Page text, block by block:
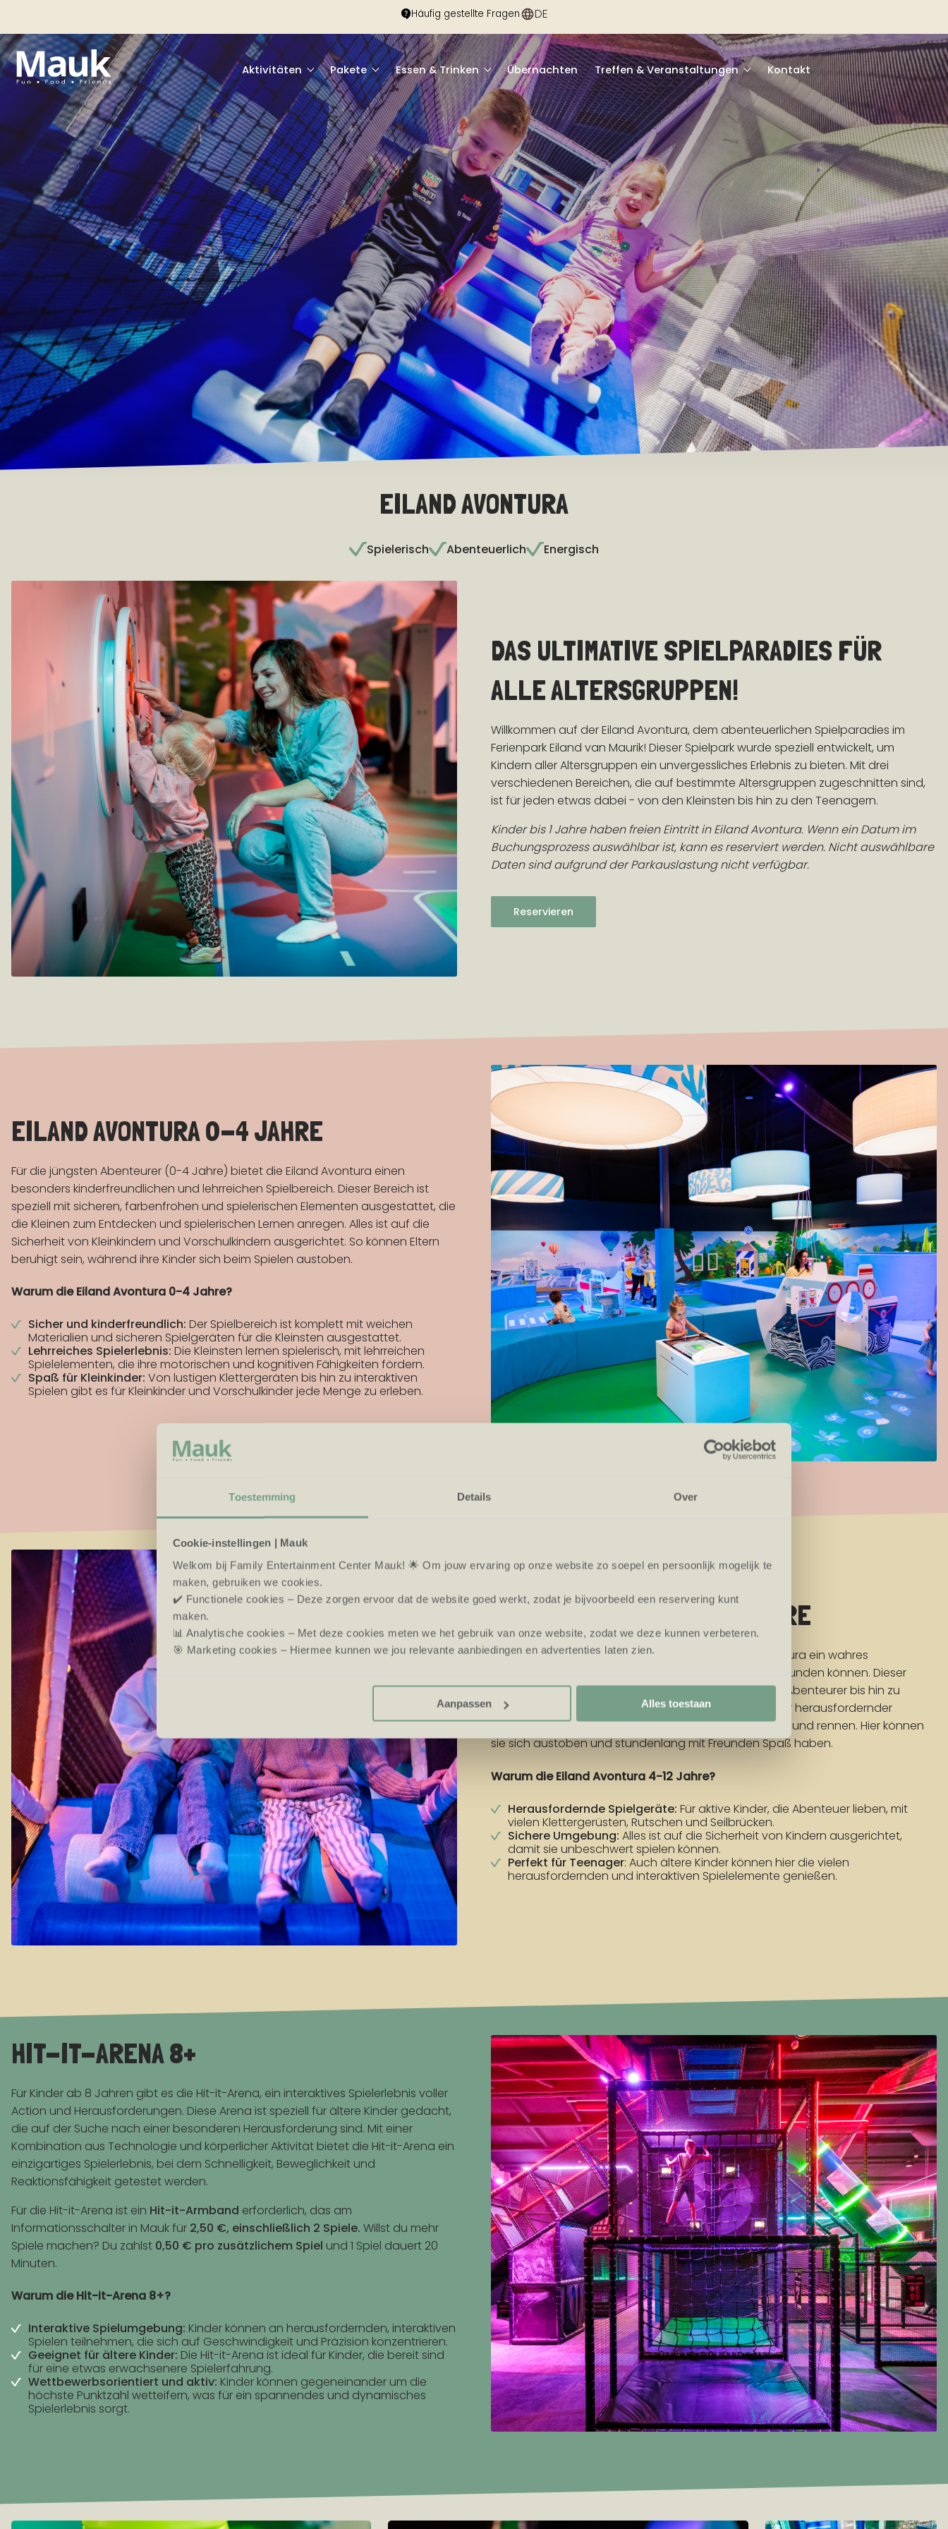
Toestemming Details Over
Cookie-instellingen | Mauk
Welkom bij Family Entertainment Center Mauk! 🌟 Om jouw ervaring op onze website zo soepel en persoonlijk mogelijk te
maken, gebruiken we cookies.
✔️ Functionele cookies – Deze zorgen ervoor dat de website goed werkt, zodat je bijvoorbeeld een reservering kunt
maken.
📊 Analytische cookies – Met deze cookies meten we het gebruik van onze website, zodat we deze kunnen verbeteren.
🎯 Marketing cookies – Hiermee kunnen we jou relevante aanbiedingen en advertenties laten zien.
Aanpassen Alles toestaan
Häufig gestellte Fragen DEEN
Aktivitäten Pakete Essen & Trinken Übernachten Treffen & Veranstaltungen Kontakt
EILAND AVONTURA
Spielerisch Abenteuerlich Energisch
DAS ULTIMATIVE SPIELPARADIES FÜR
ALLE ALTERSGRUPPEN!
Willkommen auf der Eiland Avontura, dem abenteuerlichen Spielparadies im
Ferienpark Eiland van Maurik! Dieser Spielpark wurde speziell entwickelt, um
Kindern aller Altersgruppen ein unvergessliches Erlebnis zu bieten. Mit drei
verschiedenen Bereichen, die auf bestimmte Altersgruppen zugeschnitten sind,
ist für jeden etwas dabei - von den Kleinsten bis hin zu den Teenagern.
Kinder bis 1 Jahre haben freien Eintritt in Eiland Avontura. Wenn ein Datum im
Buchungsprozess auswählbar ist, kann es reserviert werden. Nicht auswählbare
Daten sind aufgrund der Parkauslastung nicht verfügbar.
Reservieren
EILAND AVONTURA 0-4 JAHRE
Für die jüngsten Abenteurer (0-4 Jahre) bietet die Eiland Avontura einen
besonders kinderfreundlichen und lehrreichen Spielbereich. Dieser Bereich ist
speziell mit sicheren, farbenfrohen und spielerischen Elementen ausgestattet, die
die Kleinen zum Entdecken und spielerischen Lernen anregen. Alles ist auf die
Sicherheit von Kleinkindern und Vorschulkindern ausgerichtet. So können Eltern
beruhigt sein, während ihre Kinder sich beim Spielen austoben.
Warum die Eiland Avontura 0-4 Jahre?
Sicher und kinderfreundlich: Der Spielbereich ist komplett mit weichen
Materialien und sicheren Spielgeräten für die Kleinsten ausgestattet.
Lehrreiches Spielerlebnis: Die Kleinsten lernen spielerisch, mit lehrreichen
Spielelementen, die ihre motorischen und kognitiven Fähigkeiten fördern.
Spaß für Kleinkinder: Von lustigen Klettergeräten bis hin zu interaktiven
Spielen gibt es für Kleinkinder und Vorschulkinder jede Menge zu erleben.
EILAND AVONTURA 4-12 JAHRE
Für etwas ältere Kinder (4-12 Jahre) ist die Eiland Avontura ein wahres
Spielparadies, in dem sie die Grenzen ihrer Fantasie erkunden können. Dieser
Bereich bietet ein grenzenloses Spielerlebnis für kleine Abenteurer bis hin zu
Teenagern. Die Kinder können in einer Umgebung voller herausfordernder
Spielgeräte nach Herzenslust klettern, kraxeln, rutschen und rennen. Hier können
sie sich austoben und stundenlang mit Freunden Spaß haben.
Warum die Eiland Avontura 4-12 Jahre?
Herausfordernde Spielgeräte: Für aktive Kinder, die Abenteuer lieben, mit
vielen Klettergerüsten, Rutschen und Seilbrücken.
Sichere Umgebung: Alles ist auf die Sicherheit von Kindern ausgerichtet,
damit sie unbeschwert spielen können.
Perfekt für Teenager: Auch ältere Kinder können hier die vielen
herausfordernden und interaktiven Spielelemente genießen.
HIT-IT-ARENA 8+
Für Kinder ab 8 Jahren gibt es die Hit-it-Arena, ein interaktives Spielerlebnis voller
Action und Herausforderungen. Diese Arena ist speziell für ältere Kinder gedacht,
die auf der Suche nach einer besonderen Herausforderung sind. Mit einer
Kombination aus Technologie und körperlicher Aktivität bietet die Hit-it-Arena ein
einzigartiges Spielerlebnis, bei dem Schnelligkeit, Beweglichkeit und
Reaktionsfähigkeit getestet werden.
Für die Hit-it-Arena ist ein Hit-it-Armband erforderlich, das am
Informationsschalter in Mauk für 2,50 €, einschließlich 2 Spiele. Willst du mehr
Spiele machen? Du zahlst 0,50 € pro zusätzlichem Spiel und 1 Spiel dauert 20
Minuten.
Warum die Hit-it-Arena 8+?
Interaktive Spielumgebung: Kinder können an herausfordernden, interaktiven
Spielen teilnehmen, die sich auf Geschwindigkeit und Präzision konzentrieren.
Geeignet für ältere Kinder: Die Hit-it-Arena ist ideal für Kinder, die bereit sind
für eine etwas erwachsenere Spielerfahrung.
Wettbewerbsorientiert und aktiv: Kinder können gegeneinander um die
höchste Punktzahl wetteifern, was für ein spannendes und dynamisches
Spielerlebnis sorgt.